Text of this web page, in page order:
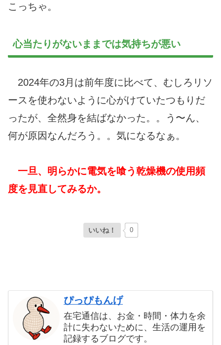
こっちゃ。
心当たりがないままでは気持ちが悪い
2024年の3月は前年度に比べて、むしろリソ
ースを使わないように心がけていたつもりだ
ったが、全然身を結ばなかった。。う〜ん、
何が原因なんだろう。。気になるなぁ。
一旦、明らかに電気を喰う乾燥機の使用頻
度を見直してみるか。
いいね！ 0
ぴっぴもんげ
在宅通信は、お金・時間・体力を余
計に失わないために、生活の運用を
記録するブログです。